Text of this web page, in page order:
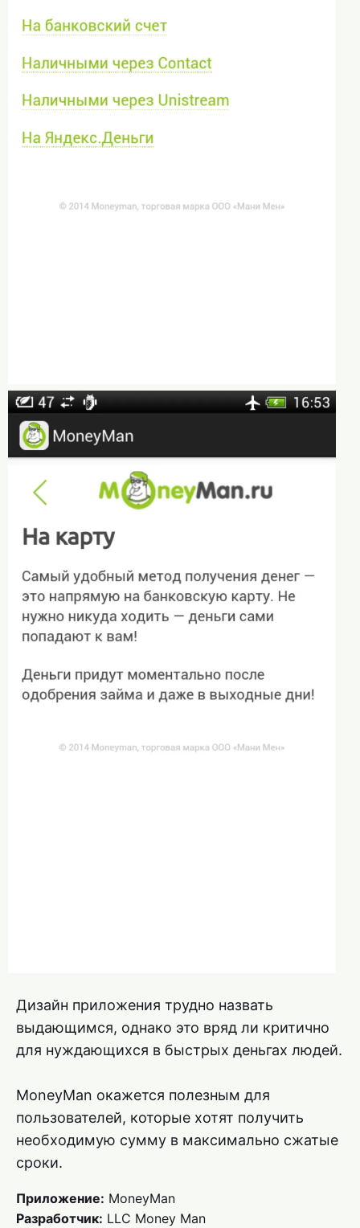
Дизайн приложения трудно назвать
выдающимся, однако это вряд ли критично
для нуждающихся в быстрых деньгах людей.
MoneyMan окажется полезным для
пользователей, которые хотят получить
необходимую сумму в максимально сжатые
сроки.
Приложение: MoneyMan
Разработчик: LLC Money Man